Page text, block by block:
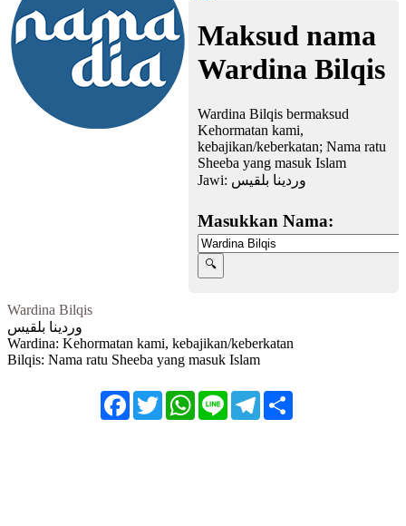
Maksud nama
Wardina Bilqis
Wardina Bilqis bermaksud
Kehormatan kami,
kebajikan/keberkatan; Nama ratu
Sheeba yang masuk Islam
Jawi: وردينا بلقیس
Masukkan Nama:
Wardina Bilqis
وردينا بلقیس
Wardina: Kehormatan kami, kebajikan/keberkatan
Bilqis: Nama ratu Sheeba yang masuk Islam
FacebookTwitterWhatsApp
Line Telegram